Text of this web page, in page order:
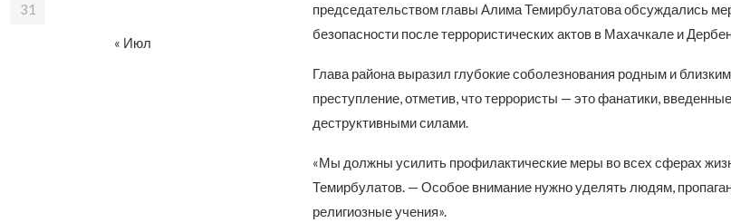
председательством главы Алима Темирбулатова обсуждались
безопасности после террористических актов в Махачкале и
Глава района выразил глубокие соболезнования родным и
преступление, отметив, что террористы — это фанатики,
деструктивными силами.
«Мы должны усилить профилактические меры во всех сферах
Темирбулатов. — Особое внимание нужно уделять людям,
религиозные учения».
31
« Июл